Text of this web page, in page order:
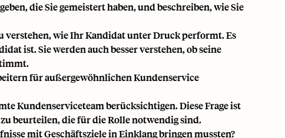
die Sie gemeistert haben, und beschreiben, wie Sie
verstehen, wie Ihr Kandidatunter Druck performt. Es
ist. Sie werden auch besser verstehen, ob seine
für außergewöhnlichen Kundenservice
Kundenserviceteam berücksichtigen. Diese Frage ist
beurteilen, die für die Rolle notwendig sind.
mit Geschäftsziele in Einklang bringen mussten?